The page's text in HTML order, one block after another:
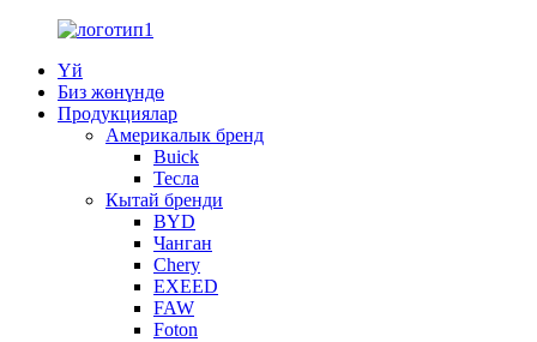
Үй
Биз жөнүндө
Продукциялар
Америкалык бренд
Buick
Тесла
Кытай бренди
BYD
Чанган
Chery
EXEED
FAW
Foton